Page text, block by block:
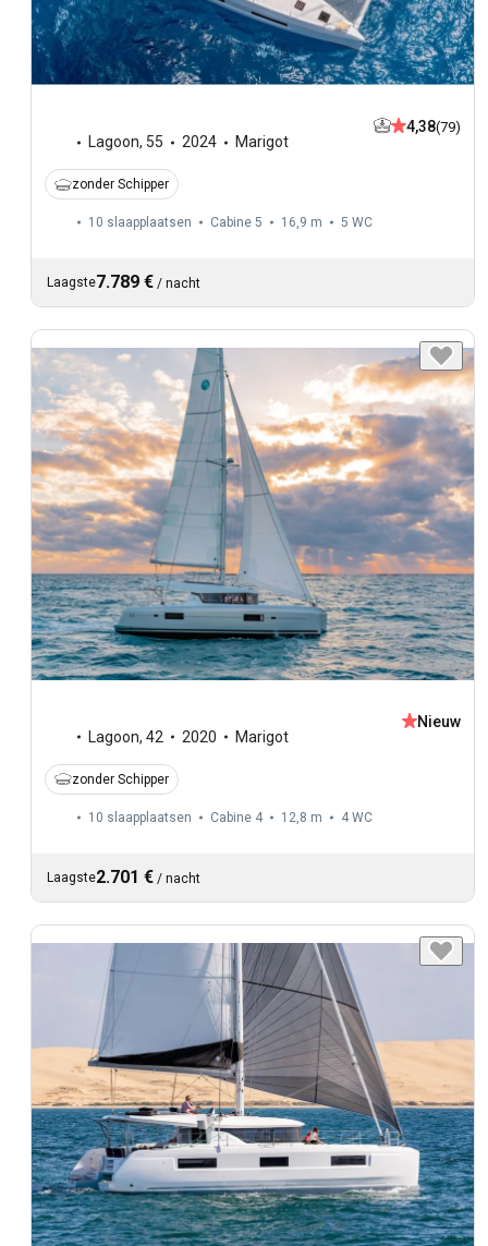
Lagoon, 55 2024 Marigot
4,38(79)
zonder Schipper
10 slaapplaatsen Cabine 5 16,9 m 5 WC
Laagste7.789 € / nacht
Lagoon, 42 2020 Marigot
Nieuw
zonder Schipper
10 slaapplaatsen Cabine 4 12,8 m 4 WC
Laagste2.701 € / nacht